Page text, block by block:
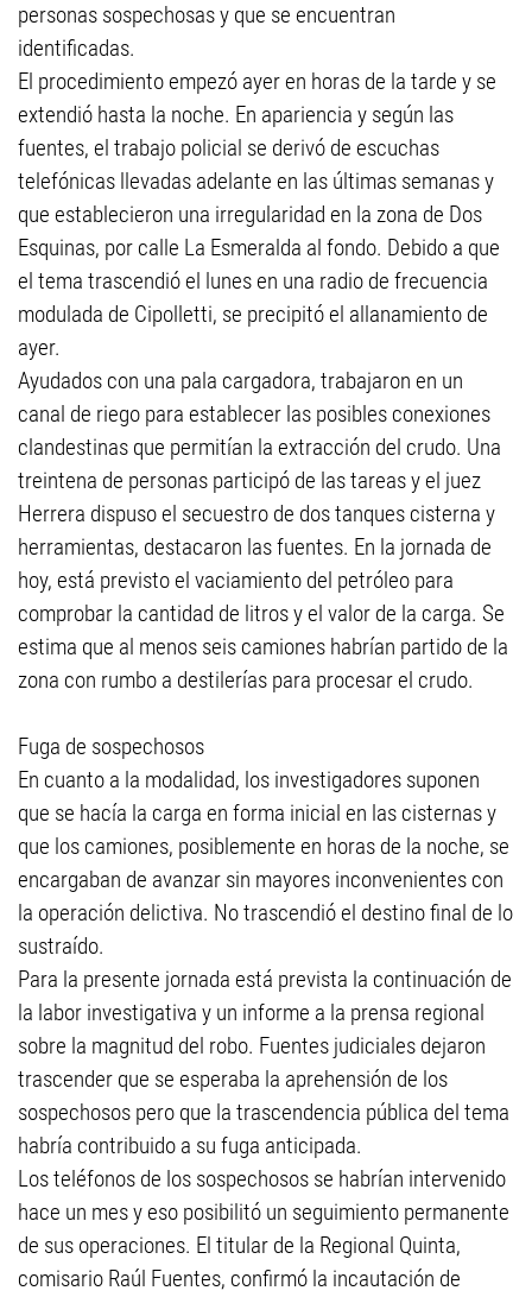
personas sospechosas y que se encuentran
identificadas.
El procedimiento empezó ayer en horas de la tarde y se
extendió hasta la noche. En apariencia y según las
fuentes, el trabajo policial se derivó de escuchas
telefónicas llevadas adelante en las últimas semanas y
que establecieron una irregularidad en la zona de Dos
Esquinas, por calle La Esmeralda al fondo. Debido a que
el tema trascendió el lunes en una radio de frecuencia
modulada de Cipolletti, se precipitó el allanamiento de
ayer.
Ayudados con una pala cargadora, trabajaron en un
canal de riego para establecer las posibles conexiones
clandestinas que permitían la extracción del crudo. Una
treintena de personas participó de las tareas y el juez
Herrera dispuso el secuestro de dos tanques cisterna y
herramientas, destacaron las fuentes. En la jornada de
hoy, está previsto el vaciamiento del petróleo para
comprobar la cantidad de litros y el valor de la carga. Se
estima que al menos seis camiones habrían partido de la
zona con rumbo a destilerías para procesar el crudo.
Fuga de sospechosos
En cuanto a la modalidad, los investigadores suponen
que se hacía la carga en forma inicial en las cisternas y
que los camiones, posiblemente en horas de la noche, se
encargaban de avanzar sin mayores inconvenientes con
la operación delictiva. No trascendió el destino final de lo
sustraído.
Para la presente jornada está prevista la continuación de
la labor investigativa y un informe a la prensa regional
sobre la magnitud del robo. Fuentes judiciales dejaron
trascender que se esperaba la aprehensión de los
sospechosos pero que la trascendencia pública del tema
habría contribuido a su fuga anticipada.
Los teléfonos de los sospechosos se habrían intervenido
hace un mes y eso posibilitó un seguimiento permanente
de sus operaciones. El titular de la Regional Quinta,
comisario Raúl Fuentes, confirmó la incautación de